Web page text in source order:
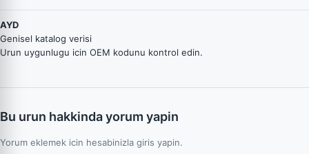
AYD
Genisel katalog verisi
Urun uygunlugu icin OEM kodunu kontrol edin.
Bu urun hakkinda yorum yapin
Yorum eklemek icin hesabinizla giris yapin.